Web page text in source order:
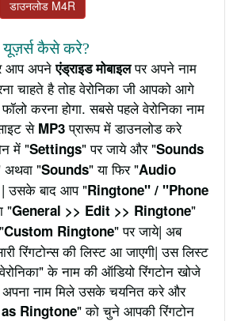
डाउनलोड M4R
यूज़र्स कैसे करे?
आप अपनेएंड्राइड मोबाइलपर अपने नाम
चाहते है तोह वेरोनिका जी आपको आगे
करना होगा. सबसे पहले वेरोनिका नाम
से MP3प्रारूप में डाउनलोड करे
में "Settings" पर जाये और "Sounds
अथवा "Sounds" या फिर "Audio
उसके बाद आप "Ringtone" / "Phone
"General >> Edit >> Ringtone"
Custom Ringtone" पर जाये| अब
रिंगटोन्स की लिस्ट आ जाएगी| उस लिस्ट
के नाम की ऑडियो रिंगटोन खोजे
नाम मिले उसके चयनित करे और
Ringtone" को चुने आपकी रिंगटोन